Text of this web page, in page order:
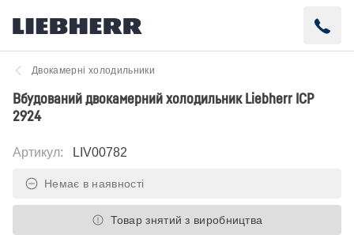
Двокамерні холодильники
Вбудований двокамерний холодильник Liebherr ICP
2924
Артикул: LIV00782
Немає в наявності
Товар знятий з виробництва